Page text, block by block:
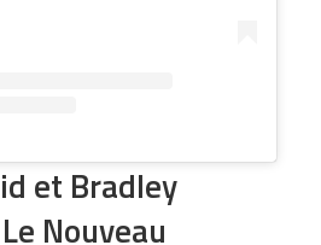
et Bradley
Nouveau